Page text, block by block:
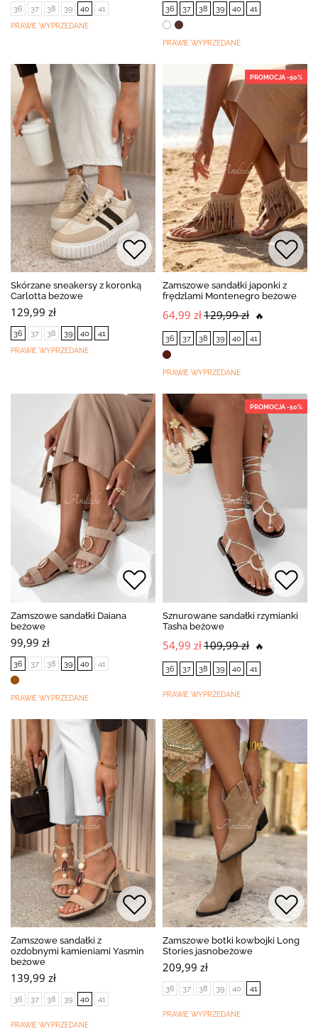
36 37 38 39 40 41
PRAWIE WYPRZEDANE
36 37 38 39 40 41
PRAWIE WYPRZEDANE
Skórzane sneakersy z koronką
Carlotta beżowe
129,99 zł
36 37 38 39 40 41
PRAWIE WYPRZEDANE
PROMOCJA -50%
Zamszowe sandałki japonki z
frędzlami Montenegro beżowe
64,99 zł129,99 zł 🔥
36 37 38 39 40 41
PRAWIE WYPRZEDANE
Zamszowe sandałki Daiana
beżowe
99,99 zł
36 37 38 39 40 41
PRAWIE WYPRZEDANE
PROMOCJA -50%
Sznurowane sandałki rzymianki
Tasha beżowe
54,99 zł109,99 zł 🔥
36 37 38 39 40 41
PRAWIE WYPRZEDANE
Zamszowe sandałki z
ozdobnymi kamieniami Yasmin
beżowe
139,99 zł
36 37 38 39 40 41
PRAWIE WYPRZEDANE
Zamszowe botki kowbojki Long
Stories jasnobeżowe
209,99 zł
36 37 38 39 40 41
PRAWIE WYPRZEDANE